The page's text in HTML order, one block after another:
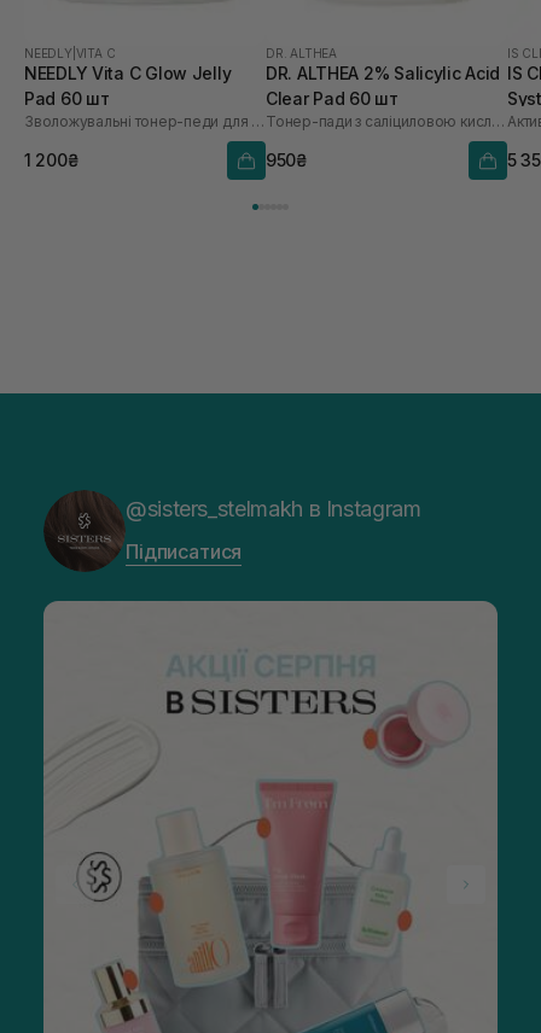
NEEDLY VITA C
NEEDLY Vita C Glow Jelly
Pad 60 шт
Зволожувальні тонер-педи для сяйва шкіри
1 200₴
DR. ALTHEA
DR. ALTHEA 2% Salicylic Acid
Clear Pad 60 шт
Тонер-пади з саліциловою кислотою 2%
950₴
IS
IS
5
@sisters_stelmakh в Instagram
Підписатися